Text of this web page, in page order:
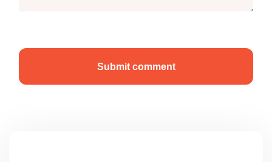
Submit comment